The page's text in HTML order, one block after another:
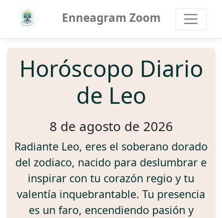
Enneagram Zoom
Horóscopo Diario
de Leo
8 de agosto de 2026
Radiante Leo, eres el soberano dorado
del zodiaco, nacido para deslumbrar e
inspirar con tu corazón regio y tu
valentía inquebrantable. Tu presencia
es un faro, encendiendo pasión y